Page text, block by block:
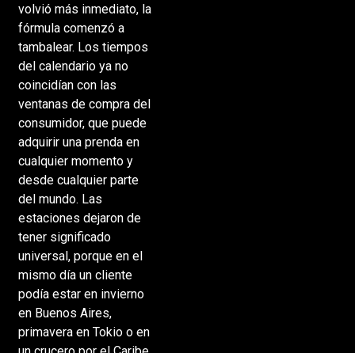
volvió más inmediato, la
fórmula comenzó a
tambalear. Los tiempos
del calendario ya no
coincidían con las
ventanas de compra del
consumidor, que puede
adquirir una prenda en
cualquier momento y
desde cualquier parte
del mundo. Las
estaciones dejaron de
tener significado
universal, porque en el
mismo día un cliente
podía estar en invierno
en Buenos Aires,
primavera en Tokio o en